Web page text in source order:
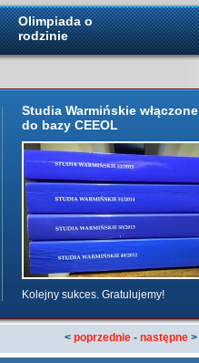
Olimpiada o
rodzinie
Studia Warmińskie włączone
do bazy CEEOL
Kolejny sukces. Gratulujemy!
< poprzednie- następne>